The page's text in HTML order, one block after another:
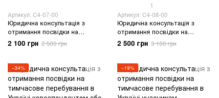
Артикул: C4-07-00
Юридична консультація з
отримання посвідки на
тимчасове перебування в
Україні на підставі
представництвах іноземних
компаній в Україні
2 100 грн 2 500 грн
1
Артикул: C4-08-00
Юридична консультація з
отримання посвідки на
тимчасове перебування в
Україні на підставі
представництвах іноземних
банків в Україні
2 500 грн 3 100 грн
−34% −19%